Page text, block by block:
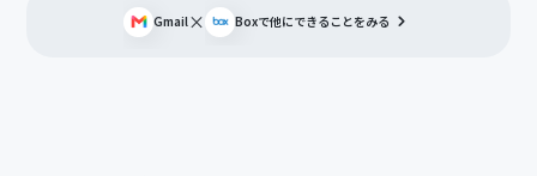
Gmail× Boxで他にできることをみる